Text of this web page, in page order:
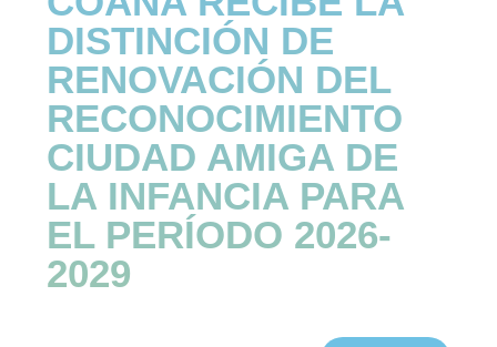
DISTINCIÓN DE
RENOVACIÓN DEL
RECONOCIMIENTO
CIUDAD AMIGA DE
LA INFANCIA PARA
EL PERÍODO 2026-
2029